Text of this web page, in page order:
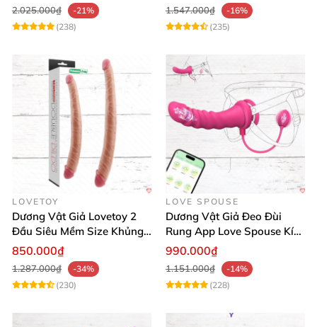
2.025.000₫
-21%
(238)
1.547.000₫
-16%
(235)
LOVETOY
Dương Vật Giả Lovetoy 2
Đầu Siêu Mềm Size Khủng
Thăng Hoa
850.000₫
1.287.000₫
-34%
(230)
LOVE SPOUSE
Dương Vật Giả Đeo Đùi
Rung App Love Spouse Kích
Thích Cho Les
990.000₫
1.151.000₫
-14%
(228)